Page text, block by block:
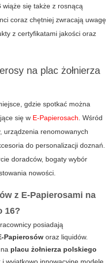
wiąże się także z rosnącą
coraz chętniej zwracają uwagę
z certyfikatami jakości oraz
na plac żołnierza
gdzie spotkać można
się w E-Papierosach. Wśród
urządzenia renomowanych
do personalizacji doznań.
doradców, bogaty wybór
nowości.
z E-Papierosami na
16?
posiadają
Papierosów oraz liquidów.
placu żołnierza polskiego